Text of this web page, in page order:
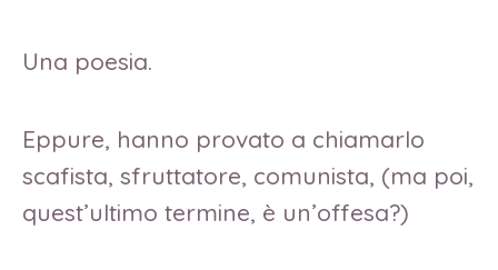
Una poesia.
Eppure, hanno provato a chiamarlo
scafista, sfruttatore, comunista, (ma poi,
quest’ultimo termine, è un’offesa?)